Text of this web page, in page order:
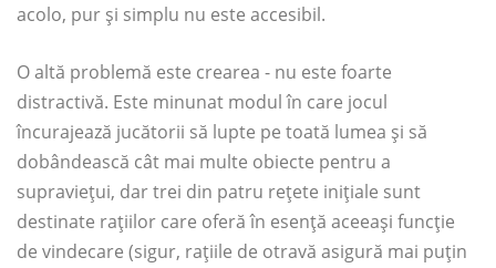
acolo, pur și simplu nu este accesibil.
O altă problemă este crearea - nu este foarte
distractivă. Este minunat modul în care jocul
încurajează jucătorii să lupte pe toată lumea și să
dobândească cât mai multe obiecte pentru a
supraviețui, dar trei din patru rețete inițiale sunt
destinate rațiilor care oferă în esență aceeași funcție
de vindecare (sigur, rațiile de otravă asigură mai puțin